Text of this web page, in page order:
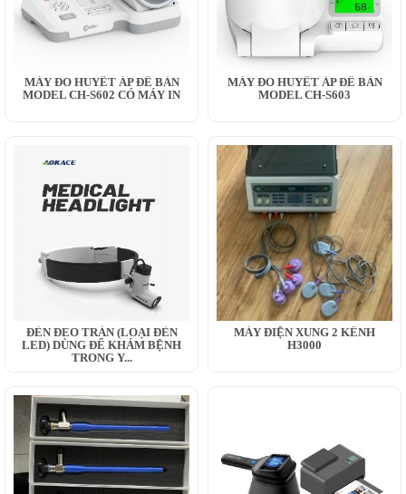
MÁY ĐO HUYẾT ÁP ĐỂ BÀN
MODEL CH-S602 CÓ MÁY IN
MÁY ĐO HUYẾT ÁP ĐỂ BÀN
MODEL CH-S603
ĐÈN ĐEO TRÁN (LOẠI ĐÈN
LED) DÙNG ĐỂ KHÁM BỆNH
TRONG Y...
MÁY ĐIỆN XUNG 2 KÊNH
H3000